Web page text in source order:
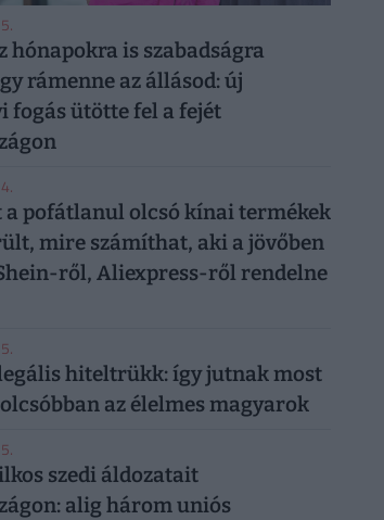
hónapokra is szabadságra
rámenne az állásod: új
fogás ütötte fel a fejét
a pofátlanul olcsó kínai termékek
mire számíthat, aki a jövőben
ről, Aliexpress-ről rendelne
hiteltrükk: így jutnak most
az élelmes magyarok
szedi áldozatait
alig három uniós